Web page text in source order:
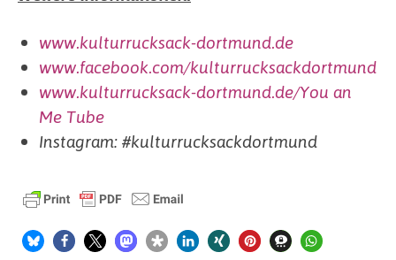
www.kulturrucksack-dortmund.de
www.facebook.com/kulturrucksackdortmund
www.kulturrucksack-dortmund.de/You an
Me Tube
Instagram: #kulturrucksackdortmund